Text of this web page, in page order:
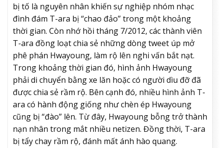
bị tố là nguyên nhân khiến sự nghiệp nhóm nhạc
đình đám T-ara bị “chao đảo” trong một khoảng
thời gian. Còn nhớ hồi tháng 7/2012, các thành viên
T-ara đồng loạt chia sẻ những dòng tweet úp mở
phê phán Hwayoung, làm rộ lên nghi vấn bắt nạt.
Trong khoảng thời gian đó, hình ảnh Hwayoung
phải di chuyển bằng xe lăn hoặc có người dìu đỡ đã
được chia sẻ rầm rộ. Bên cạnh đó, nhiều hình ảnh T-
ara có hành động giống như chèn ép Hwayoung
cũng bị “đào” lên. Từ đây, Hwayoung bỗng trở thành
nạn nhân trong mắt nhiều netizen. Đồng thời, T-ara
bị tẩy chay rầm rộ, đánh mất ánh hào quang.